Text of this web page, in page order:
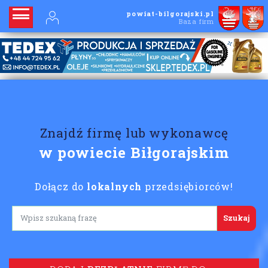
powiat-bilgorajski.pl
Baza firm
Znajdź firmę lub wykonawcę
w powiecie Biłgorajskim
Dołącz do lokalnych przedsiębiorców!
Lorem ipsum